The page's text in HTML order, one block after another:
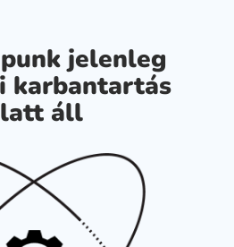
jelenleg
karbantartás
áll